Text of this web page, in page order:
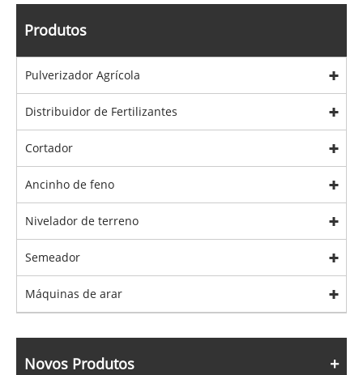
Produtos
Pulverizador Agrícola
Distribuidor de Fertilizantes
Cortador
Ancinho de feno
Nivelador de terreno
Semeador
Máquinas de arar
Novos Produtos